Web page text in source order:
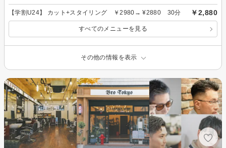
【学割U24】 カット+スタイリング ￥2980→ ¥2880 30分 ￥2,880
すべてのメニューを見る
その他の情報を表示